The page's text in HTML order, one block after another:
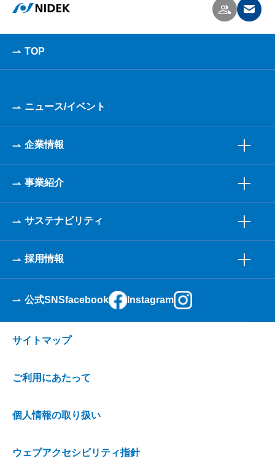
TOP
ニュース/イベント
企業情報
事業紹介
サステナビリティ
採用情報
公式SNSfacebook Instagram
サイトマップ
ご利用にあたって
個人情報の取り扱い
ウェブアクセシビリティ指針